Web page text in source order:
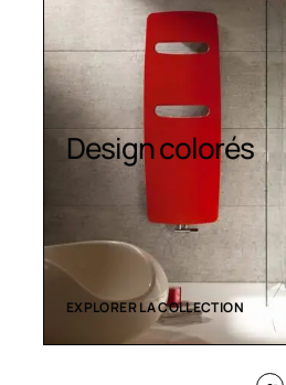
Sèche-serviettes
contemporains
EXPLORER LA COLLECTION